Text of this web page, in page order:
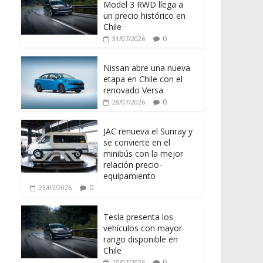
Model 3 RWD llega a
un precio histórico en
Chile
31/07/2026 0
Nissan abre una nueva
etapa en Chile con el
renovado Versa
28/07/2026 0
JAC renueva el Sunray y
se convierte en el
minibús con la mejor
relación precio-
equipamiento
23/07/2026 0
Tesla presenta los
vehículos con mayor
rango disponible en
Chile